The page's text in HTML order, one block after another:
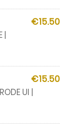
€15.50
|
€15.50
UI |